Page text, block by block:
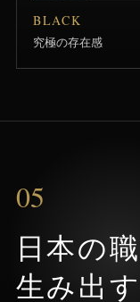
BLACK
究極の存在感
05
日本の
生み出す